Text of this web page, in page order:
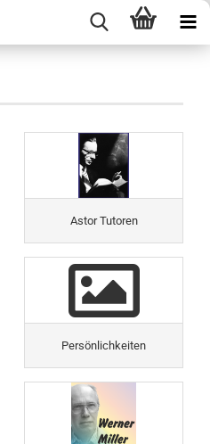
Astor Tutoren
Persönlichkeiten